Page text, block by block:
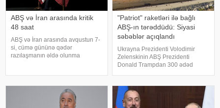
ABŞ və İran arasında kritik
48 saat
ABŞ və İran arasında avqustun 7-
si, cümə gününə qədər
razılaşmanın əldə olunma
Mənbənin bildirdiyinə görə,
ehtimal olunan müvəqqət
"Patriot" raketləri ilə bağlı
ABŞ-ın tərəddüdü: Siyasi
səbəblər açıqlandı
Ukrayna Prezidenti Volodimir
Zelenskinin ABŞ Prezidenti
Donald Trampdan 300 ədəd
ilə bağlı müzakirələri yenidən
gündəmə gətirib. Bununla belə,
Ağ Ev b